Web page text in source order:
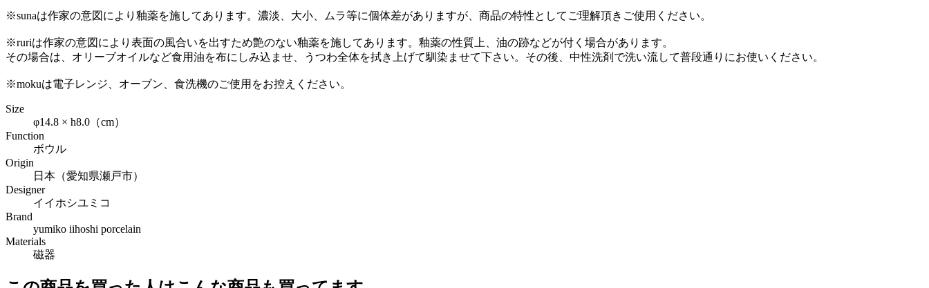
※sunaは作家の意図により釉薬を施してあります。濃淡、大小、ムラ等に個体差がありますが、商品の特性としてご理解頂きご使用ください。
※ruriは作家の意図により表面の風合いを出すため艶のない釉薬を施してあります。釉薬の性質上、油の跡などが付く場合があります。
その場合は、オリーブオイルなど食用油を布にしみ込ませ、うつわ全体を拭き上げて馴染ませて下さい。その後、中性洗剤で洗い流して普段通りにお使いください。
※mokuは電子レンジ、オーブン、食洗機のご使用をお控えください。
Size
φ14.8 × h8.0（cm）
Function
ボウル
Origin
日本（愛知県瀬戸市）
Designer
イイホシユミコ
Brand
yumiko iihoshi porcelain
Materials
磁器